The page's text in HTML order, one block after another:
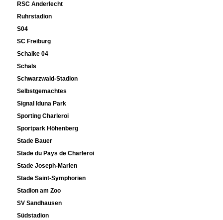
RSC Anderlecht
Ruhrstadion
S04
SC Freiburg
Schalke 04
Schals
Schwarzwald-Stadion
Selbstgemachtes
Signal Iduna Park
Sporting Charleroi
Sportpark Höhenberg
Stade Bauer
Stade du Pays de Charleroi
Stade Joseph-Marien
Stade Saint-Symphorien
Stadion am Zoo
SV Sandhausen
Südstadion